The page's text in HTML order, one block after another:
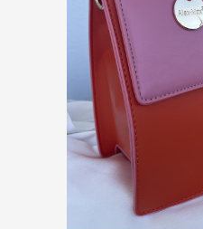
SHOP THE
GIFT